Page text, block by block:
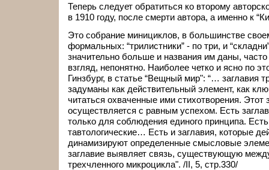
Теперь следует обратиться ко второму
в 1910 году, после смерти автора, а именно к
Это собрание минициклов, в большинстве
формальных: “трилистники” - по три, и
значительно больше и названия им даны,
взгляд, непонятно. Наиболее четко и ясно по
Гинзбург, в статье “Вещный мир": “… заглавия
задуманы как действительный элемент, как
читаться охваченные ими стихотворения. Этот
осуществляется с равным успехом. Есть
только для соблюдения единого принципа. Есть
тавтологические… Есть и заглавия, которые
динамизируют определенные смысловые
заглавие выявляет связь, существующую
трехчленного микроцикла". /II, 5, стр.330/